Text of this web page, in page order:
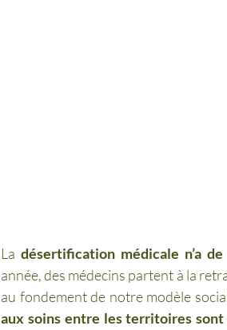
La désertification médicale n’a
année, des médecins partent à la
au fondement de notre modèle
aux soins entre les territoires sont